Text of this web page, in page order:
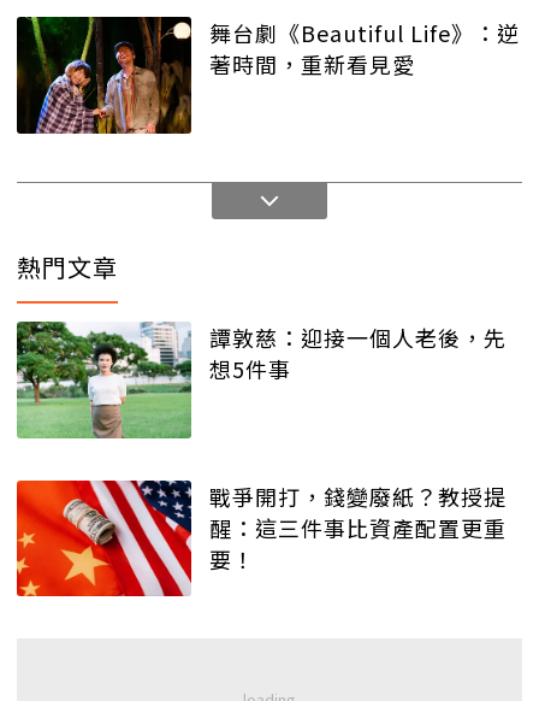
舞台劇《Beautiful Life》：逆
著時間，重新看見愛
熱門文章
譚敦慈：迎接一個人老後，先
想5件事
戰爭開打，錢變廢紙？教授提
醒：這三件事比資產配置更重
要！